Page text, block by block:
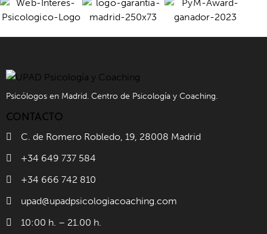
Psicólogos en Madrid. Centro de Psicología y Coaching.
CONTACTO
C. de Romero Robledo, 19, 28008 Madrid
+34 649 737 584
+34 666 742 810
upad@upadpsicologiacoaching.com
10:00 h. – 21.00 h.